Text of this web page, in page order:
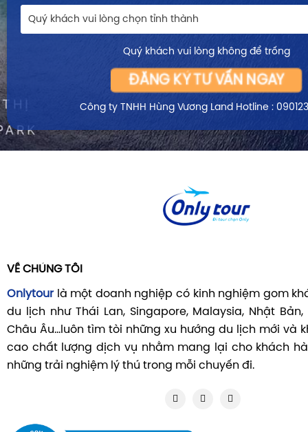
Quý khách vui lòng chọn tỉnh thành
Quý khách vui lòng không để trống
ĐĂNG KÝ TƯ VẤN NGAY
Công ty TNHH Hùng Vương LandHotline :
VỀ CHÚNG TÔI
Onlytourlà một doanh nghiệp có kinh nghiệm gom
du lịch như Thái Lan, Singapore, Malaysia, Nhật Bản,
Châu Âu...luôn tìm tòi những xu hướng du lịch mới và
cao chất lượng dịch vụ nhằm mang lại cho khách
những trải nghiệm lý thú trong mỗi chuyến đi.